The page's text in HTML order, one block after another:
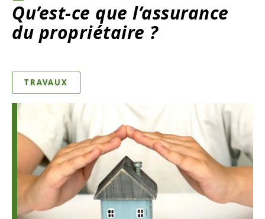
Qu’est-ce que l’assurance
du propriétaire ?
TRAVAUX